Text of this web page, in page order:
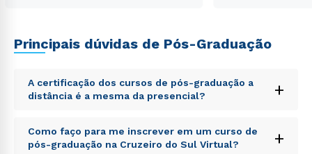
Principais dúvidas de Pós-Graduação
A certificação dos cursos de pós-graduação a
distância é a mesma da presencial?
+
Sed ut perspiciatis unde omnis iste natus error sit
voluptatem accusantium doloremque laudantium,
Como faço para me inscrever em um curso de
pós-graduação na Cruzeiro do Sul Virtual?
+